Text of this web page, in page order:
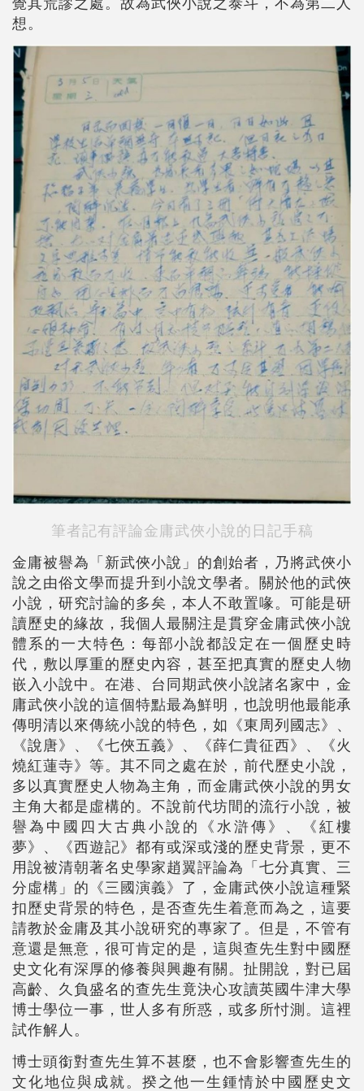
想。
筆者記有評論金庸武俠小說的日記手稿
金庸被譽為「新武俠小說」的創始者，乃將武俠小
說之由俗文學而提升到小說文學者。關於他的武俠
小說，研究討論的多矣，本人不敢置喙。可能是研
讀歷史的緣故，我個人最關注是貫穿金庸武俠小說
體系的一大特色：每部小說都設定在一個歷史時
代，敷以厚重的歷史內容，甚至把真實的歷史人物
嵌入小說中。在港、台同期武俠小說諸名家中，金
庸武俠小說的這個特點最為鮮明，也說明他最能承
傳明清以來傳統小說的特色，如《東周列國志》、
《說唐》、《七俠五義》、《薛仁貴征西》、《火
燒紅蓮寺》等。其不同之處在於，前代歷史小說，
多以真實歷史人物為主角，而金庸武俠小說的男女
主角大都是虛構的。不說前代坊間的流行小說，被
譽為中國四大古典小說的《水滸傳》、《紅樓
夢》、《西遊記》都有或深或淺的歷史背景，更不
用說被清朝著名史學家趙翼評論為「七分真實、三
分虛構」的《三國演義》了，金庸武俠小說這種緊
扣歷史背景的特色，是否查先生着意而為之，這要
請教於金庸及其小說研究的專家了。但是，不管有
意還是無意，很可肯定的是，這與查先生對中國歷
史文化有深厚的修養與興趣有關。扯開說，對已屆
高齡、久負盛名的查先生竟決心攻讀英國牛津大學
博士學位一事，世人多有所惑，或多所忖測。這裡
試作解人。
博士頭銜對查先生算不甚麼，也不會影響查先生的
文化地位與成就。揆之他一生鍾情於中國歷史文